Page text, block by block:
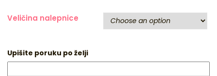
Veličina nalepnice
Upišite poruku po želji